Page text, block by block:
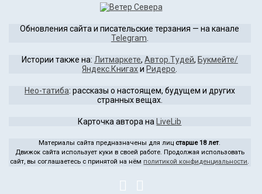
содержимому
Обновления сайта и писательские терзания — на канале
Telegram
Истории также на: Литмаркете, Автор.Тудей, Букмейте/
Яндекс.Книгахи Ридеро
Нео-татиба: рассказы о настоящем, будущем и других
странных вещах.
Карточка автора на LiveLib
Материалы сайта предназначены для лиц старше 18 лет.
Движок сайта использует куки в своей работе. Продолжая использовать
сайт, вы соглашаетесь с принятой на нём политикой конфиденциальности.